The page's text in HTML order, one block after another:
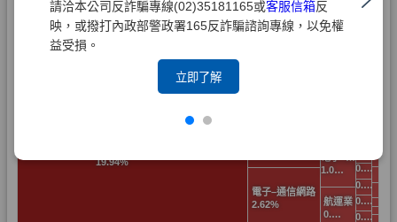
請洽本公司反詐騙專線(02)35181165或客服信箱反
映，或撥打內政部警政署165反詐騙諮詢專線，以免權
益受損。
立即了解